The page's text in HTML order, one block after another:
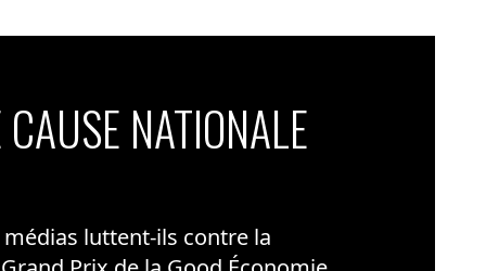
NATIONALE
luttent-ils contre la